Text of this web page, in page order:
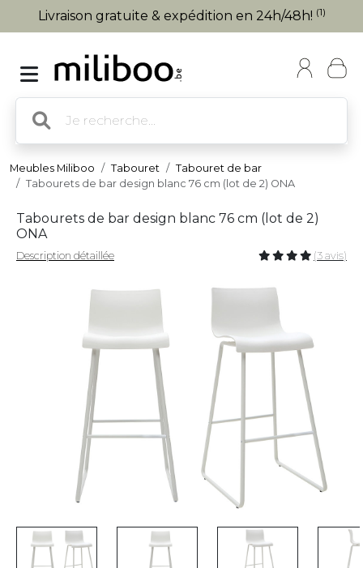
Livraison gratuite & expédition en 24h/48h! (1)
Meubles Miliboo Tabouret
Tabouret de bar
Tabourets de bar design blanc 76 cm (lot de 2) ONA
Tabourets de bar design blanc 76 cm (lot de 2)
ONA
Description détaillée (3 avis)